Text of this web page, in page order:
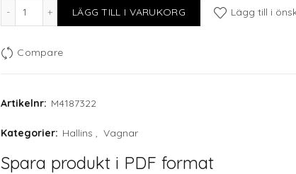
Rullbord, svart mängd
LÄGG TILL I VARUKORG Lägg till i
Compare
Artikelnr: M4187322
Kategorier: Hallins , Vagnar
Spara produkt i PDF format